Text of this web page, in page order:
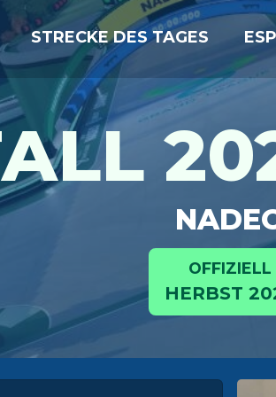
STRECKE DES TAGES
OFFIZIELL
HERBST